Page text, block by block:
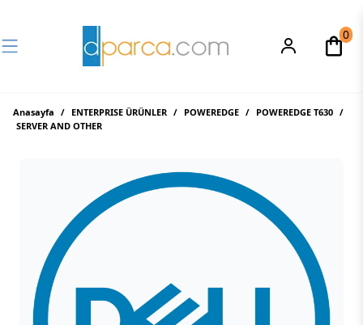
0
Anasayfa / ENTERPRISE ÜRÜNLER / POWEREDGE / POWEREDGE T630 /
SERVER AND OTHER